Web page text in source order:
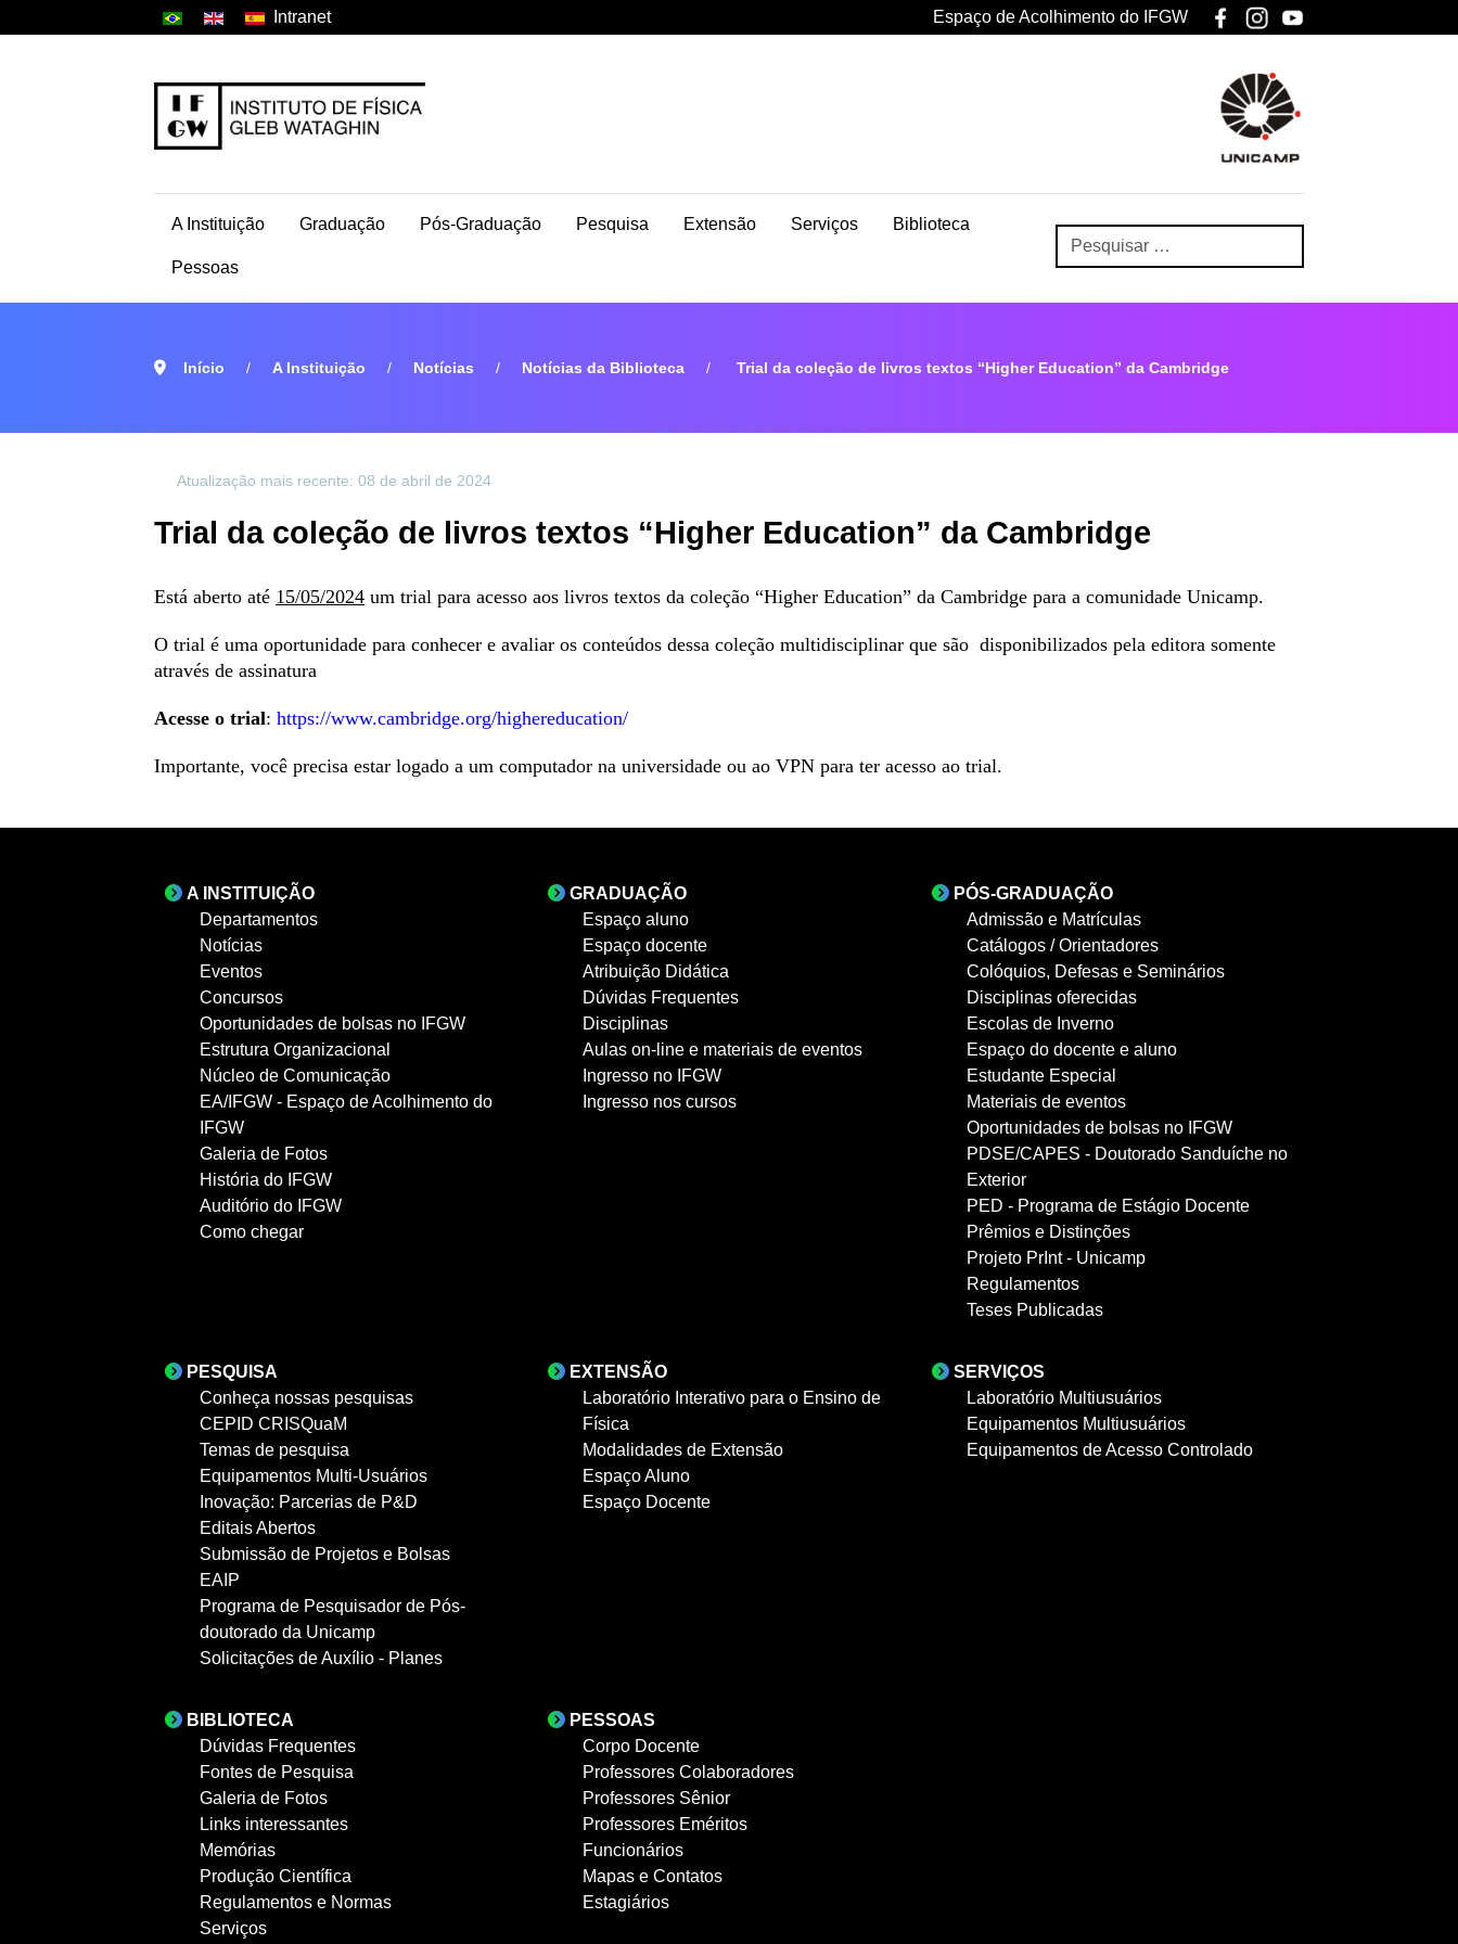
Intranet Espaço de Acolhimento do IFGW
A Instituição Graduação Pós-Graduação Pesquisa Extensão Serviços Biblioteca
Pessoas
Início A Instituição Notícias Notícias da Biblioteca Trial da coleção de livros textos “Higher Education” da Cambridge
Atualização mais recente: 08 de abril de 2024
Trial da coleção de livros textos “Higher Education” da Cambridge
Está aberto até 15/05/2024 um trial para acesso aos livros textos da coleção “Higher Education” da Cambridge para a comunidade Unicamp.
O trial é uma oportunidade para conhecer e avaliar os conteúdos dessa coleção multidisciplinar que são disponibilizados pela editora somente
através de assinatura
Acesse o trial: https://www.cambridge.org/highereducation/
Importante, você precisa estar logado a um computador na universidade ou ao VPN para ter acesso ao trial.
A INSTITUIÇÃO
Departamentos
Notícias
Eventos
Concursos
Oportunidades de bolsas no IFGW
Estrutura Organizacional
Núcleo de Comunicação
EA/IFGW - Espaço de Acolhimento do
IFGW
Galeria de Fotos
História do IFGW
Auditório do IFGW
Como chegar
GRADUAÇÃO
Espaço aluno
Espaço docente
Atribuição Didática
Dúvidas Frequentes
Disciplinas
Aulas on-line e materiais de eventos
Ingresso no IFGW
Ingresso nos cursos
PÓS-GRADUAÇÃO
Admissão e Matrículas
Catálogos / Orientadores
Colóquios, Defesas e Seminários
Disciplinas oferecidas
Escolas de Inverno
Espaço do docente e aluno
Estudante Especial
Materiais de eventos
Oportunidades de bolsas no IFGW
PDSE/CAPES - Doutorado Sanduíche no
Exterior
PED - Programa de Estágio Docente
Prêmios e Distinções
Projeto PrInt - Unicamp
Regulamentos
Teses Publicadas
PESQUISA
Conheça nossas pesquisas
CEPID CRISQuaM
Temas de pesquisa
Equipamentos Multi-Usuários
Inovação: Parcerias de P&D
Editais Abertos
Submissão de Projetos e Bolsas
EAIP
Programa de Pesquisador de Pós-
doutorado da Unicamp
Solicitações de Auxílio - Planes
EXTENSÃO
Laboratório Interativo para o Ensino de
Física
Modalidades de Extensão
Espaço Aluno
Espaço Docente
SERVIÇOS
Laboratório Multiusuários
Equipamentos Multiusuários
Equipamentos de Acesso Controlado
BIBLIOTECA
Dúvidas Frequentes
Fontes de Pesquisa
Galeria de Fotos
Links interessantes
Memórias
Produção Científica
Regulamentos e Normas
Serviços
PESSOAS
Corpo Docente
Professores Colaboradores
Professores Sênior
Professores Eméritos
Funcionários
Mapas e Contatos
Estagiários